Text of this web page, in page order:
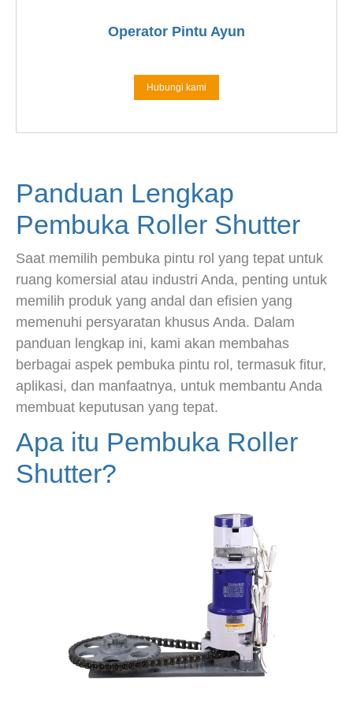
Operator Pintu Ayun
Hubungi kami
Panduan Lengkap
Pembuka Roller Shutter
Saat memilih pembuka pintu rol yang tepat untuk
ruang komersial atau industri Anda, penting untuk
memilih produk yang andal dan efisien yang
memenuhi persyaratan khusus Anda. Dalam
panduan lengkap ini, kami akan membahas
berbagai aspek pembuka pintu rol, termasuk fitur,
aplikasi, dan manfaatnya, untuk membantu Anda
membuat keputusan yang tepat.
Apa itu Pembuka Roller
Shutter?